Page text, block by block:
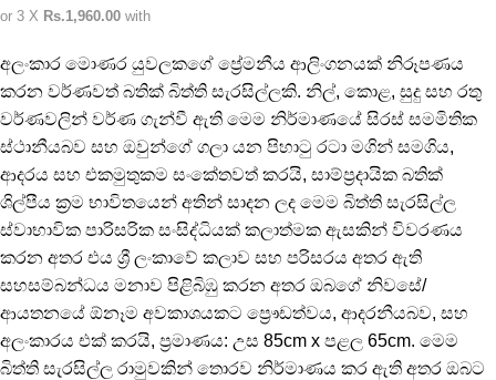
or 3 X Rs.1,960.00 with
අලංකාර මොණර යුවලකගේ ප්‍රේමනීය ආලිංගනයක් නිරූපණය
කරන වර්ණවත් බතික් බිත්ති සැරසිල්ලකි. නිල්, කොළ, සුදු සහ රතු
වර්ණවලින් වර්ණ ගැන්වී ඇති මෙම නිර්මාණයේ සිරස් සමමිතික
ස්ථානීයබව සහ ඔවුන්ගේ ගලා යන පිහාටු රටා මගින් සමගිය,
ආදරය සහ එකමුතුකම සංකේතවත් කරයි, සාම්ප්‍රදායික බතික්
ශිල්පීය ක්‍රම භාවිතයෙන් අතින් සාදන ලද මෙම බිත්ති සැරසිල්ල
ස්වාභාවික පාරිසරික සංසිද්ධියක් කලාත්මක ඇසකින් විවරණය
කරන අතර එය ශ්‍රී ලංකාවේ කලාව සහ පරිසරය අතර ඇති
සහසම්බන්ධය මනාව පිළිබිඹු කරන අතර ඔබගේ නිවසේ/
ආයතනයේ ඕනෑම අවකාශයකට ප්‍රෞඩත්වය, ආදරනීයබව, සහ
අලංකාරය එක් කරයි, ප්‍රමාණය: උස 85cm x පළල 65cm. මෙම
බිත්ති සැරසිල්ල රාමුවකින් තොරව නිර්මාණය කර ඇති අතර ඔබට